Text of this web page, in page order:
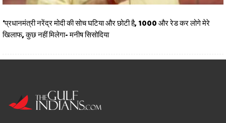
‘प्रधानमंत्री नरेंद्र मोदी की सोच घटिया और छोटी है, 1000 और रेड कर लोगे मेरे
खिलाफ, कुछ नहीं मिलेगा- मनीष सिसोदिया